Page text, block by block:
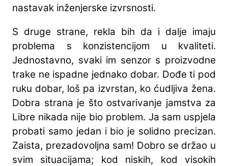
nastavak inženjerske izvrsnosti.
S druge strane, rekla bih da i dalje imaju
problema s konzistencijom u kvaliteti.
Jednostavno, svaki im senzor s proizvodne
trake ne ispadne jednako dobar. Dođe ti pod
ruku dobar, loš pa izvrstan, ko ćudljiva žena.
Dobra strana je što ostvarivanje jamstva za
Libre nikada nije bio problem. Ja sam uspjela
probati samo jedan i bio je solidno precizan.
Zaista, prezadovoljna sam! Dobro se držao u
svim situacijama; kod niskih, kod visokih